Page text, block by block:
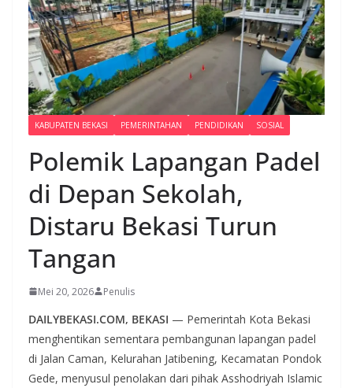
KABUPATEN BEKASI PEMERINTAHAN PENDIDIKAN SOSIAL
Polemik Lapangan Padel
di Depan Sekolah,
Distaru Bekasi Turun
Tangan
Mei 20, 2026 Penulis
DAILYBEKASI.COM, BEKASI — Pemerintah Kota Bekasi
menghentikan sementara pembangunan lapangan padel
di Jalan Caman, Kelurahan Jatibening, Kecamatan Pondok
Gede, menyusul penolakan dari pihak Asshodriyah Islamic